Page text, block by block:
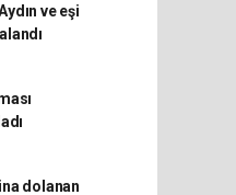
ve eşi
dolanan